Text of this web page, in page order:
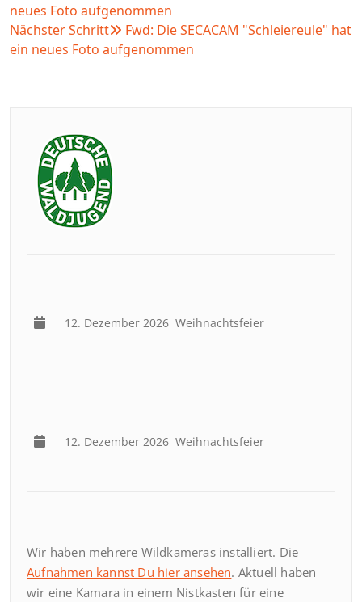
neues Foto aufgenommen
Nächster Schritt
Fwd: Die SECACAM "Schleiereule" hat
ein neues Foto aufgenommen
12. Dezember 2026 Weihnachtsfeier
12. Dezember 2026 Weihnachtsfeier
Wir haben mehrere Wildkameras installiert. Die
Aufnahmen kannst Du hier ansehen. Aktuell haben
wir eine Kamara in einem Nistkasten für eine